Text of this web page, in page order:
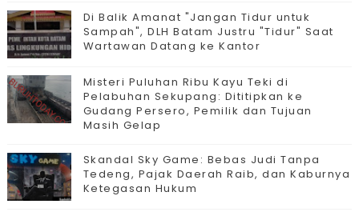
Di Balik Amanat "Jangan Tidur untuk
Sampah", DLH Batam Justru "Tidur" Saat
Wartawan Datang ke Kantor
Misteri Puluhan Ribu Kayu Teki di
Pelabuhan Sekupang: Dititipkan ke
Gudang Persero, Pemilik dan Tujuan
Masih Gelap
Skandal Sky Game: Bebas Judi Tanpa
Tedeng, Pajak Daerah Raib, dan Kaburnya
Ketegasan Hukum